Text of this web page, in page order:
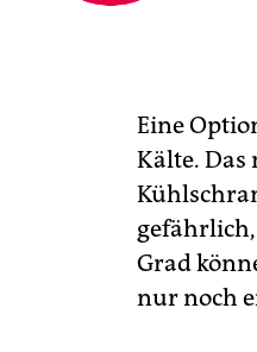
Eine
Kälte. Das
Grad
nur noch